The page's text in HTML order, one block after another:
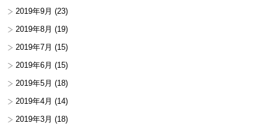
2019年9月 (23)
2019年8月 (19)
2019年7月 (15)
2019年6月 (15)
2019年5月 (18)
2019年4月 (14)
2019年3月 (18)